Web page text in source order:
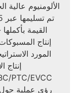
القيمة
إنتاج
إنتاج
رؤى عملية حول